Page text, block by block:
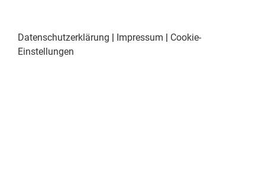
Datenschutzerklärung | Impressum | Cookie-
Einstellungen